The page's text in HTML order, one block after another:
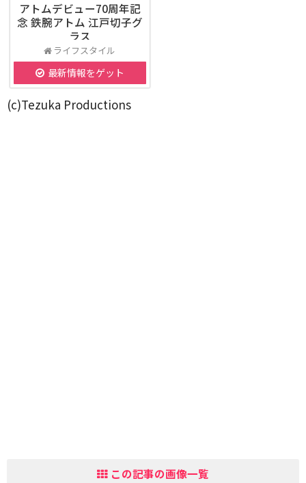
アトムデビュー70周年記
念 鉄腕アトム 江戸切子グ
ラス
ライフスタイル
最新情報をゲット
(c)Tezuka Productions
この記事の画像一覧